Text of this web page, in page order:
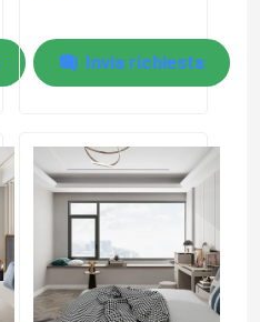
Invia richiesta